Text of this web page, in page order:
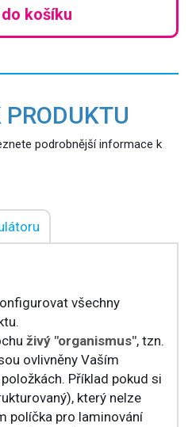
košíku
podrobnější informace k
všechny
živý "organismus", tzn.
ovlivněny Vaším
Příklad pokud si
který nelze
políčka pro laminování